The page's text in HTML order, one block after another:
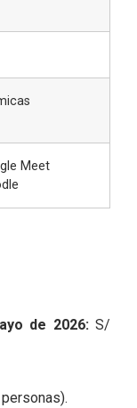
Meet
de 2026: S/